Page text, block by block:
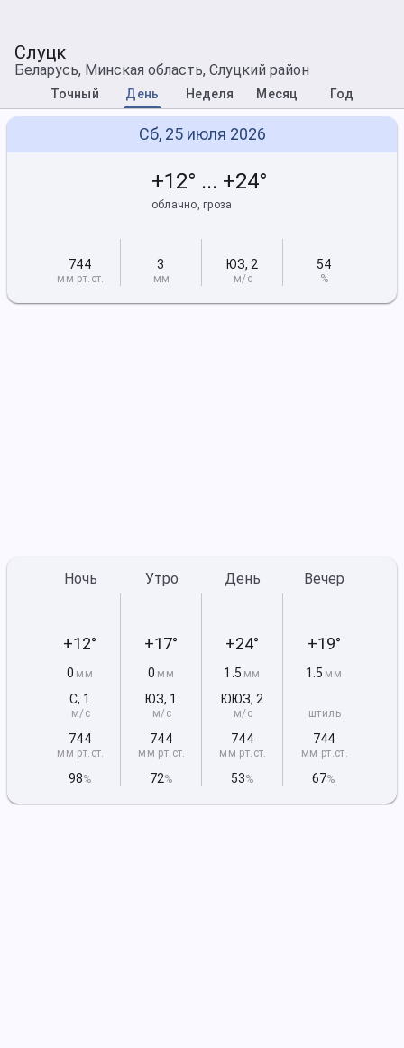
Слуцк
Беларусь, Минская область, Слуцкий район
Точный День Неделя Месяц Год
Сб, 25 июля 2026
+12° ... +24°
облачно, гроза
744
мм рт.ст.
3
мм
ЮЗ, 2
м/с
54
%
Ночь
+12°
0 мм
С, 1
м/с
744
мм рт.ст.
98%
Утро
+17°
0 мм
ЮЗ, 1
м/с
744
мм рт.ст.
72%
День
+24°
1.5 мм
ЮЮЗ, 2
м/с
744
мм рт.ст.
53%
Вечер
+19°
1.5 мм
штиль
744
мм рт.ст.
67%